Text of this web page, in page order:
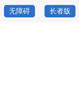
无障碍 长者版